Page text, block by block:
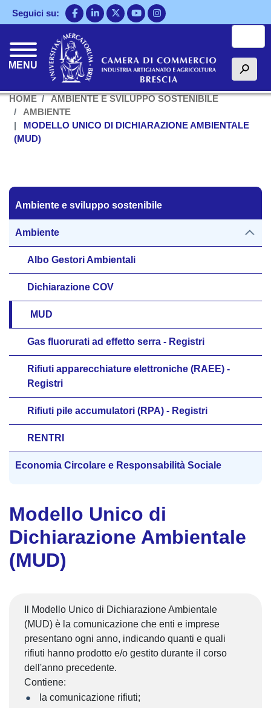
Salta
al
Seguici su:
MENU h
HOME
AMBIENTE E SVILUPPO SOSTENIBILE
AMBIENTE
MODELLO UNICO DI DICHIARAZIONE AMBIENTALE
(MUD)
Modello Unico di
Dichiarazione Ambientale
(MUD)
Il Modello Unico di Dichiarazione Ambientale
(MUD) è la comunicazione che enti e imprese
presentano ogni anno, indicando quanti e quali
rifiuti hanno prodotto e/o gestito durante il corso
dell'anno precedente.
Contiene:
la comunicazione rifiuti;
Ambiente e sviluppo sostenibile
Ambiente e sviluppo sostenibile
Ambiente
Albo Gestori Ambientali
Dichiarazione COV
MUD
Gas fluorurati ad effetto serra - Registri
Rifiuti apparecchiature elettroniche (RAEE) -
Registri
Rifiuti pile accumulatori (RPA) - Registri
RENTRI
Economia Circolare e Responsabilità Sociale